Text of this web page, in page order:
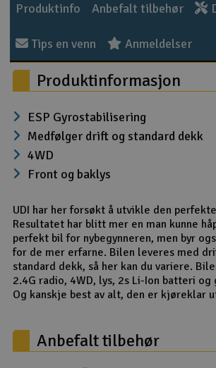
Produktinfo Anbefalt tilbehør
Tips en venn Anmeldelser
Produktinformasjon
ESP Gyrostabilisering
Medfølger drift og standard dekk
4WD
Front og baklys
UDI har her forsøkt å utvikle den
Resultatet har blitt mer en man kunne
perfekt bil for nybegynneren, men byr
for de mer erfarne. Bilen leveres med
standard dekk, så her kan du variere.
2.4G radio, 4WD, lys, 2s Li-Ion batteri
Og kanskje best av alt, den er kjøreklar
Anbefalt tilbehør